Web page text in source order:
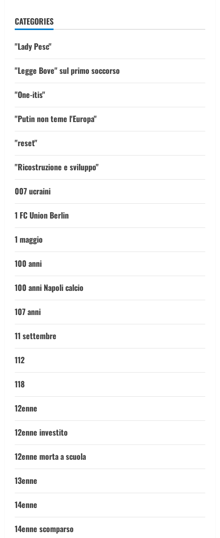
CATEGORIES
"Lady Pesc"
"Legge Bove" sul primo soccorso
"One-itis"
"Putin non teme l'Europa"
"reset"
"Ricostruzione e sviluppo"
007 ucraini
1 FC Union Berlin
1 maggio
100 anni
100 anni Napoli calcio
107 anni
11 settembre
112
118
12enne
12enne investito
12enne morta a scuola
13enne
14enne
14enne scomparso